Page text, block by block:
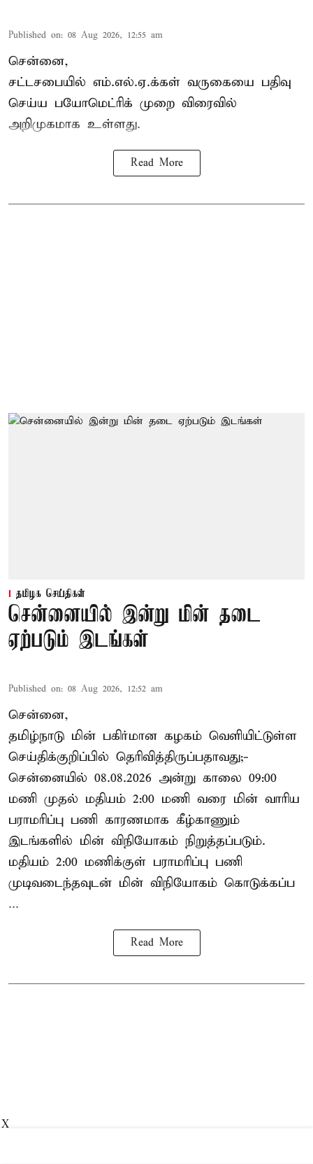
Published on: 08 Aug 2026, 12:55 am
சென்னை,
சட்டசபையில் எம்.எல்.ஏ.க்கள் வருகையை பதிவு
செய்ய பயோமெட்ரிக் முறை விரைவில்
அறிமுகமாக உள்ளது.
Read More
தமிழக செய்திகள்
சென்னையில் இன்று மின் தடை
ஏற்படும் இடங்கள்
Published on: 08 Aug 2026, 12:52 am
சென்னை,
தமிழ்நாடு மின் பகிர்மான கழகம் வெளியிட்டுள்ள
செய்திக்குறிப்பில் தெரிவித்திருப்பதாவது;-
சென்னையில் 08.08.2026 அன்று காலை 09:00
மணி முதல் மதியம் 2:00 மணி வரை மின் வாரிய
பராமரிப்பு பணி காரணமாக கீழ்காணும்
இடங்களில் மின் விநியோகம் நிறுத்தப்படும்.
மதியம் 2:00 மணிக்குள் பராமரிப்பு பணி
முடிவடைந்தவுடன் மின் விநியோகம் கொடுக்கப்ப
...
Read More
X